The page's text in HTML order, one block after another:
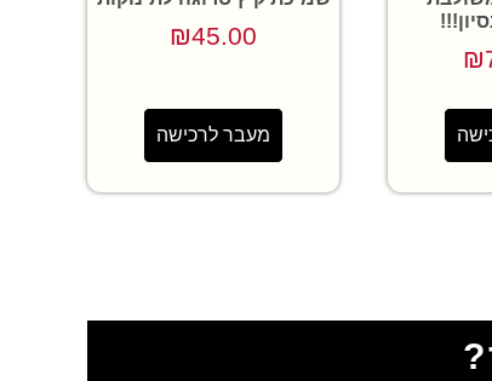
₪
₪45.00
מעבר לרכישה